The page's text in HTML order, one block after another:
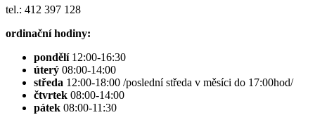
tel.: 412 397 128
ordinační hodiny:
pondělí 12:00-16:30
úterý 08:00-14:00
středa 12:00-18:00 /poslední středa v měsíci do 17:00hod/
čtvrtek 08:00-14:00
pátek 08:00-11:30